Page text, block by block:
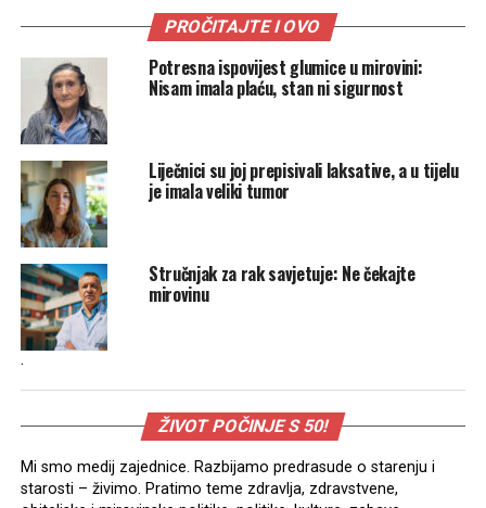
PROČITAJTE I OVO
Potresna ispovijest glumice u mirovini:
Nisam imala plaću, stan ni sigurnost
Liječnici su joj prepisivali laksative, a u tijelu
je imala veliki tumor
Stručnjak za rak savjetuje: Ne čekajte
mirovinu
.
ŽIVOT POČINJE S 50!
Mi smo medij zajednice. Razbijamo predrasude o starenju i
starosti – živimo. Pratimo teme zdravlja, zdravstvene,